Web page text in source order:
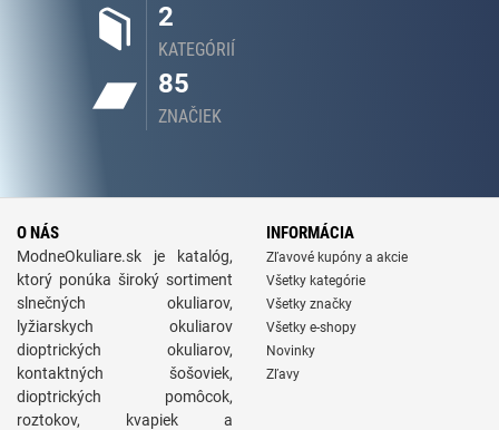
2
KATEGÓRIÍ
85
ZNAČIEK
O NÁS
ModneOkuliare.sk je katalóg,
ktorý ponúka široký sortiment
slnečných okuliarov,
lyžiarskych okuliarov
dioptrických okuliarov,
kontaktných šošoviek,
dioptrických pomôcok,
roztokov, kvapiek a
INFORMÁCIA
Zľavové kupóny a akcie
Všetky kategórie
Všetky značky
Všetky e-shopy
Novinky
Zľavy